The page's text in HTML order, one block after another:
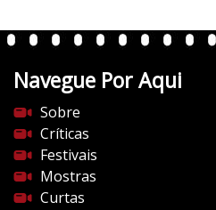
n
e
d
o
c
i
Navegue Por Aqui
Sobre
Críticas
Festivais
Mostras
Curtas